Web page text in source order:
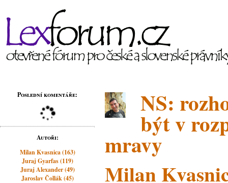
Poslední komentáře:
Autoři:
Milan Kvasnica (163)
Juraj Gyarfas (119)
Juraj Alexander (49)
Jaroslav Čollák (45)
NS:
být v
mravy
Milan